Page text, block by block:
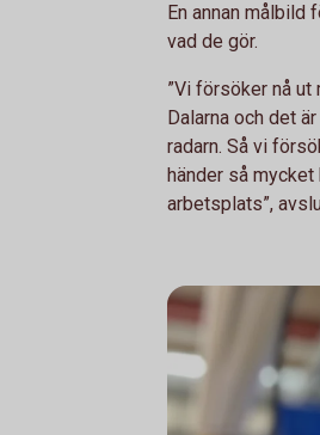
En annan målbild
vad de gör.
”Vi försöker nå
Dalarna och det
radarn. Så vi
händer så mycket
arbetsplats”,